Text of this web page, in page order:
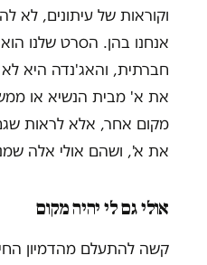
וקוראות של עיתונים, לא
אנחנו בהן. הסרט שלנו
חברתית, והאג'נדה היא לא
את א' מבית הנשיא או
מקום אחר, אלא לראות
את א', ושהם אולי אלה
אולי גם לי יהיה מקום
קשה להתעלם מהדמיון